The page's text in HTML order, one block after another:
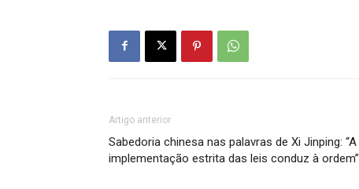
Artigo anterior
Sabedoria chinesa nas palavras de Xi Jinping: “A
implementação estrita das leis conduz à ordem”